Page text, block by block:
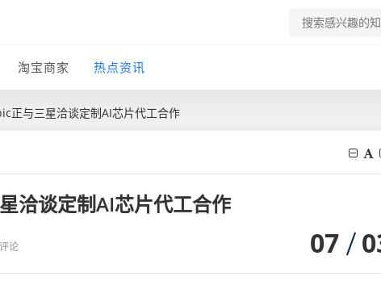
淘宝商家 热点资讯
正与三星洽谈定制AI芯片代工合作
洽谈定制AI芯片代工合作
论 07